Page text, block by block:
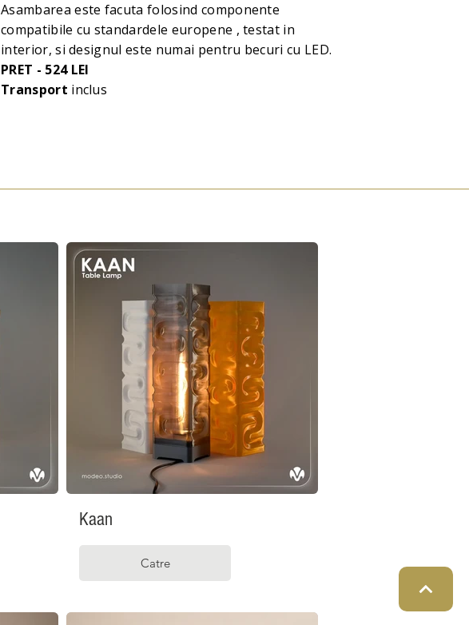
Asambarea este facuta folosind componente
compatibile cu standardele europene , testat in
interior, si designul este numai pentru becuri cu LED.
PRET - 524 LEI
Transport inclus
Kaan
Catre